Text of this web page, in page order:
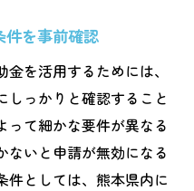
件を事前確認
を活用するためには、
しっかりと確認すること
って細かな要件が異なる
ないと申請が無効になる
件としては、熊本県内に